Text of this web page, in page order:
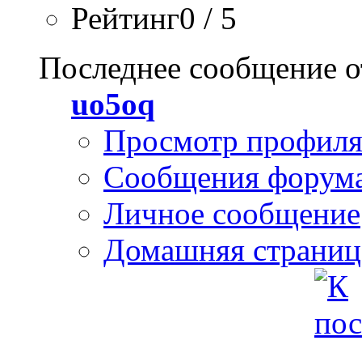
Рейтинг0 / 5
Последнее сообщение
uo5oq
Просмотр профиля
Сообщения
Личное сообщение
Домашняя